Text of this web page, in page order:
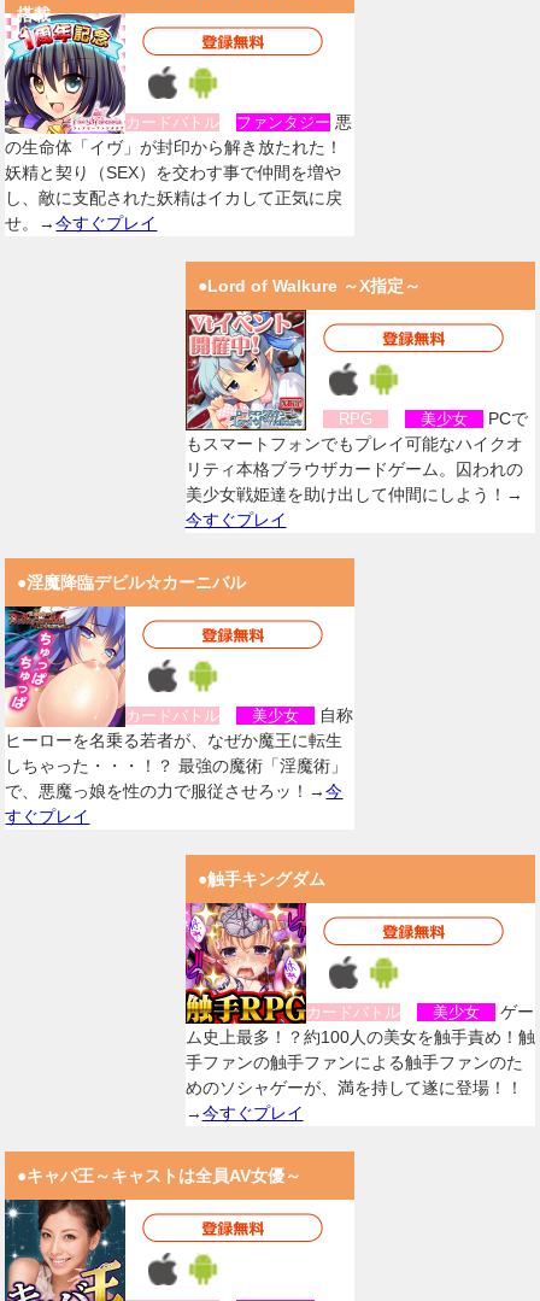
搭載
カードバトル ファンタジー 悪
の生命体「イヴ」が封印から解き放たれた！
妖精と契り（SEX）を交わす事で仲間を増や
し、敵に支配された妖精はイカして正気に戻
せ。→今すぐプレイ
●Lord of Walkure ～X指定～
RPG 美少女
PCで
もスマートフォンでもプレイ可能なハイクオ
リティ本格ブラウザカードゲーム。囚われの
美少女戦姫達を助け出して仲間にしよう！→
今すぐプレイ
●淫魔降臨デビル☆カーニバル
カードバトル 美少女
自称
ヒーローを名乗る若者が、なぜか魔王に転生
しちゃった・・・！？ 最強の魔術「淫魔術」
で、悪魔っ娘を性の力で服従させろッ！→今
すぐプレイ
●触手キングダム
カードバトル 美少女
ゲー
ム史上最多！？約100人の美女を触手責め！触
手ファンの触手ファンによる触手ファンのた
めのソシャゲーが、満を持して遂に登場！！
→今すぐプレイ
●キャバ王～キャストは全員AV女優～